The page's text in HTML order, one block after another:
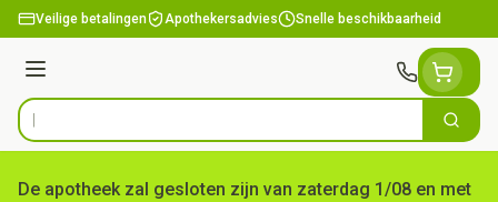
Ga naar de inhoud
Veilige betalingen Apothekersadvies Snelle beschikbaarheid
Menu
Product, merk, categorie... Zoek
De apotheek zal gesloten zijn van zaterdag 1/08 en met